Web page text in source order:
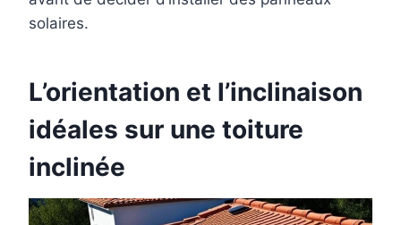
solaires.
L’orientation et l’inclinaison
idéales sur une toiture
inclinée